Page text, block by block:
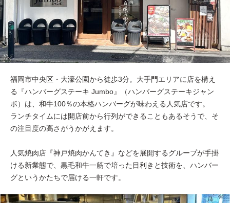
福岡市中央区・大濠公園から徒歩3分。大手門エリアに店を構え
る『ハンバーグステーキ Jumbo』（ハンバーグステーキジャン
ボ）は、和牛100％の本格ハンバーグが味わえる人気店です。
ランチタイムには開店前から行列ができることもあるそうで、そ
の注目度の高さがうかがえます。
人気焼肉店『神戸焼肉かんてき』などを展開するグループが手掛
ける新業態で、黒毛和牛一筋で培った目利きと技術を、ハンバー
グというかたちで届ける一軒です。